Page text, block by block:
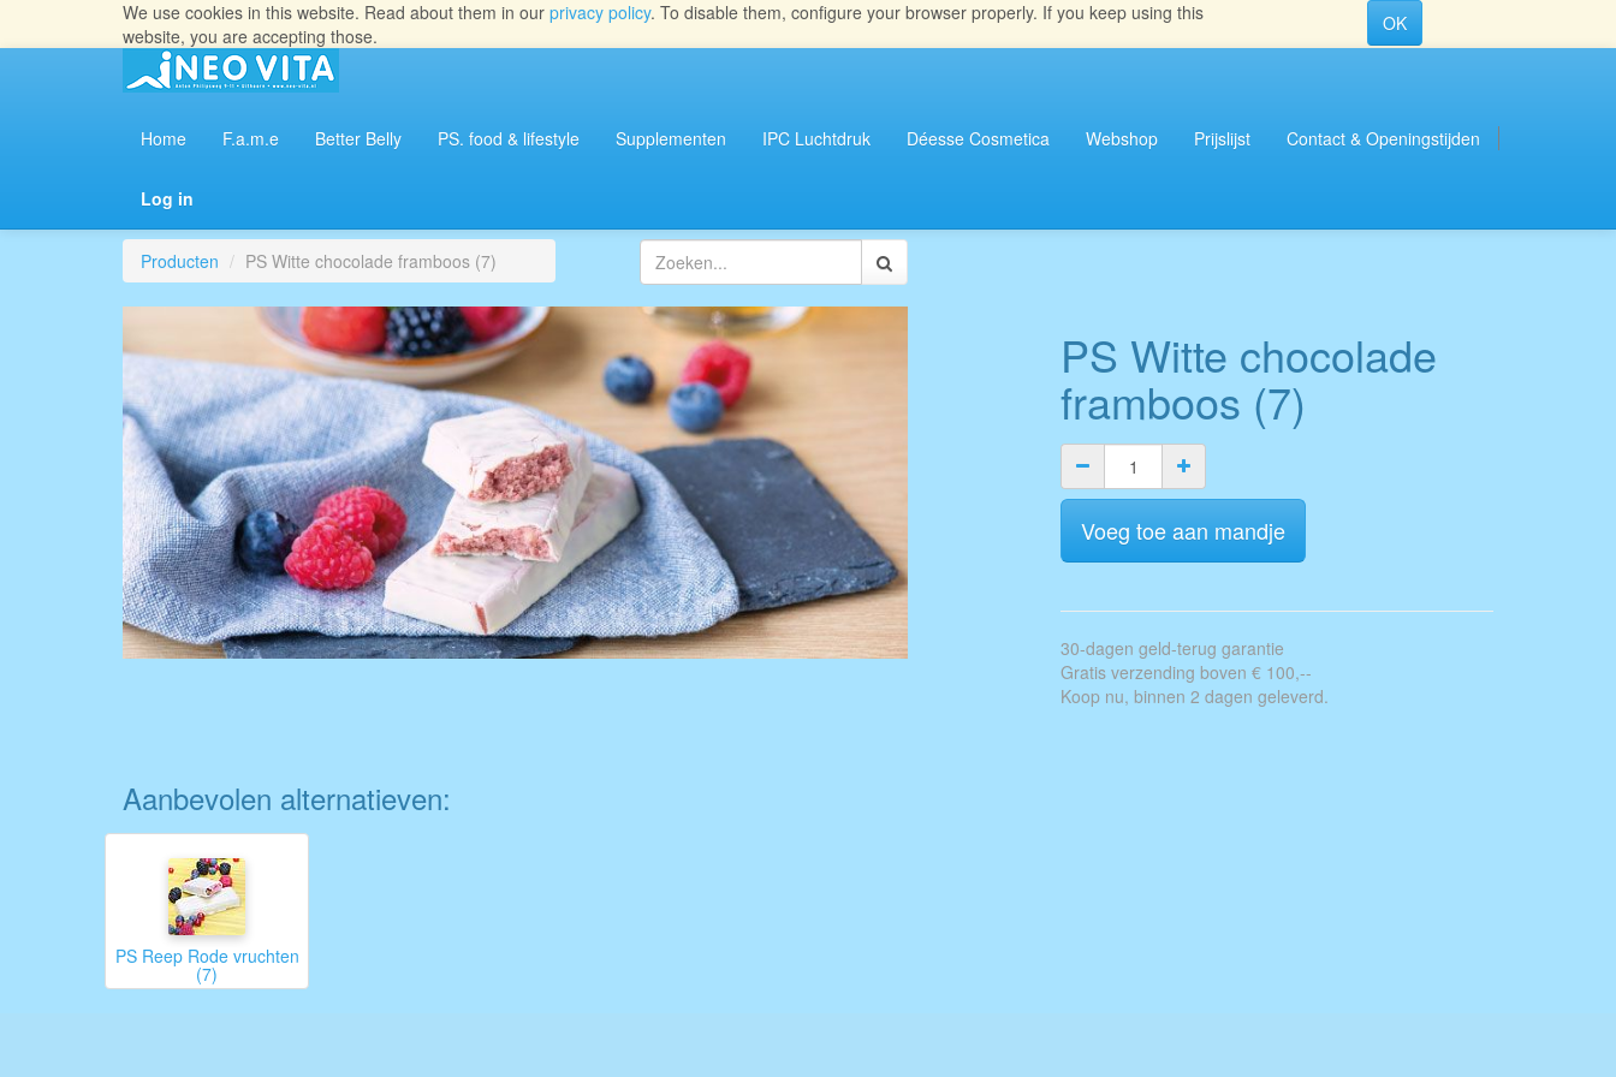
We use cookies in this website. Read about them in our privacy policy. To disable them, configure your browser properly. If you keep using this
website, you are accepting those.
OK
Home F.a.m.e Better Belly PS. food & lifestyle Supplementen IPC Luchtdruk Déesse Cosmetica Webshop Prijslijst Contact & Openingstijden
Log in
Producten PS Witte chocolade framboos (7)
PS Witte chocolade
framboos (7)
Voeg toe aan mandje
30-dagen geld-terug garantie
Gratis verzending boven € 100,--
Koop nu, binnen 2 dagen geleverd.
Aanbevolen alternatieven:
PS Reep Rode vruchten
(7)